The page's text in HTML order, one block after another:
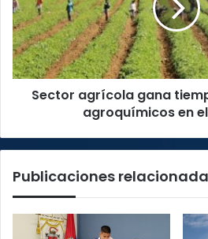
para
mantener
agroquímicos
en
el
mercado
Sector agrícola gana
agroquímicos en
Publicaciones